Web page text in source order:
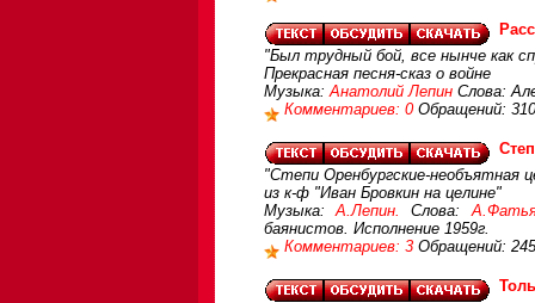
"Был трудный бой, все нынче как
Прекрасная песня-сказ о войне
Музыка:Анатолий Лепин Слова:
Комментариев: 0 Обращений:
"Степи Оренбургские-необъятная
из к-ф "Иван Бровкин на целине"
Музыка:А.Лепин. Слова:
баянистов. Исполнение 1959г.
Комментариев: 3 Обращений: